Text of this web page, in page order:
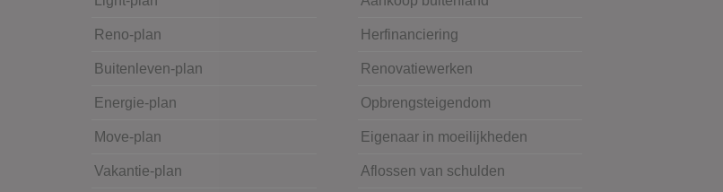
Reno-plan
Buitenleven-plan
Energie-plan
Move-plan
Vakantie-plan
Herfinanciering
Renovatiewerken
Opbrengsteigendom
Eigenaar in moeilijkheden
Aflossen van schulden